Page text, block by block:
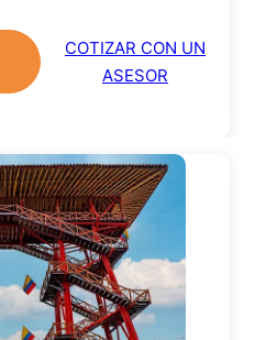
COTIZAR CON UN
ASESOR